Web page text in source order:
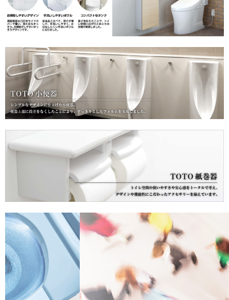
収納キャビネット・棚・化粧棚
収納キャビネット・棚・化粧棚 [LIXIL]
紙巻器・トイレットペーパーホルダー
紙巻器・トイレットペーパーホルダー [LIXIL]
紙巻器・トイレットペーパーホルダー [TOTO]
浴槽/バスタブ
お買い物ガイド